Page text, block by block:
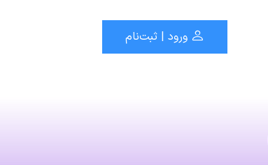
ورود | ثبت‌نام